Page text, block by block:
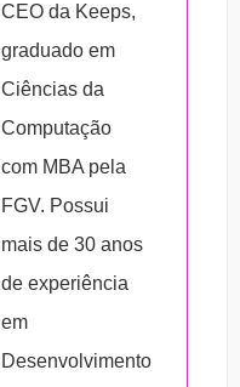
CEO da Keeps,
graduado em
Ciências da
Computação
com MBA pela
FGV. Possui
mais de 30 anos
de experiência
em
Desenvolvimento